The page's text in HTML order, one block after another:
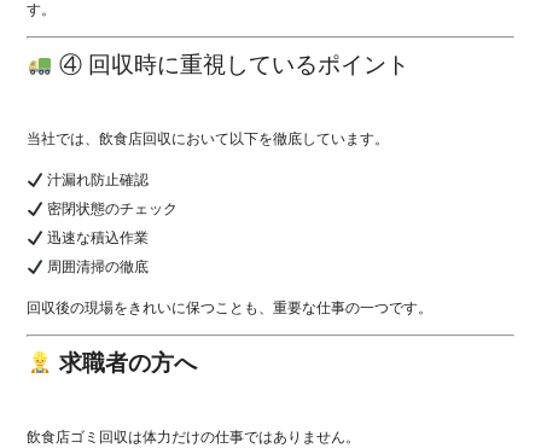
す。
④ 回収時に重視しているポイント
当社では、飲食店回収において以下を徹底しています。
汁漏れ防止確認
密閉状態のチェック
迅速な積込作業
周囲清掃の徹底
回収後の現場をきれいに保つことも、重要な仕事の一つです。
求職者の方へ
飲食店ゴミ回収は体力だけの仕事ではありません。